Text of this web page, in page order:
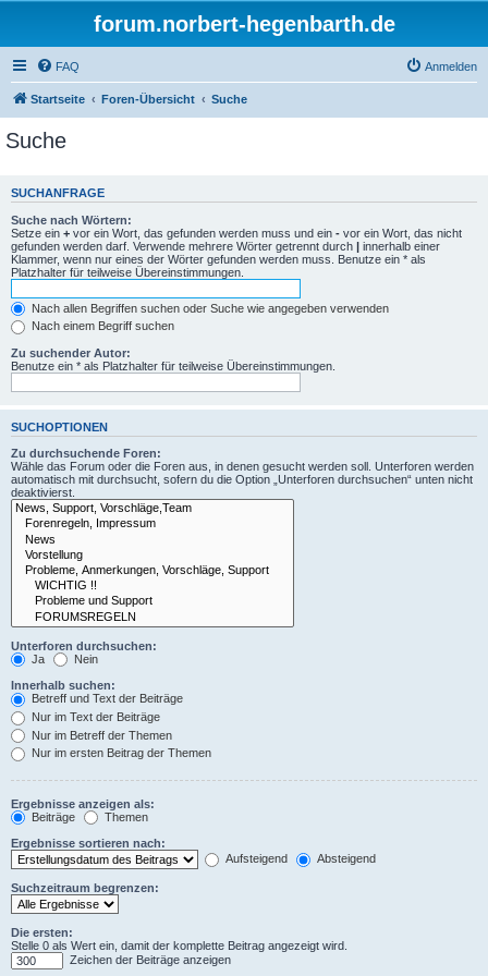
forum.norbert-hegenbarth.de
FAQ Anmelden
Startseite Foren-Übersicht Suche
Suche
SUCHANFRAGE
Suche nach Wörtern:
Setze ein + vor ein Wort, das gefunden werden muss und ein - vor ein Wort, das nicht
gefunden werden darf. Verwende mehrere Wörter getrennt durch | innerhalb einer
Klammer, wenn nur eines der Wörter gefunden werden muss. Benutze ein * als
Platzhalter für teilweise Übereinstimmungen.
Nach allen Begriffen suchen oder Suche wie angegeben verwenden
Nach einem Begriff suchen
Zu suchender Autor:
Benutze ein * als Platzhalter für teilweise Übereinstimmungen.
SUCHOPTIONEN
Zu durchsuchende Foren:
Wähle das Forum oder die Foren aus, in denen gesucht werden soll. Unterforen werden
automatisch mit durchsucht, sofern du die Option „Unterforen durchsuchen“ unten nicht
deaktivierst.
Unterforen durchsuchen:
Ja
Nein
Innerhalb suchen:
Betreff und Text der Beiträge
Nur im Text der Beiträge
Nur im Betreff der Themen
Nur im ersten Beitrag der Themen
Ergebnisse anzeigen als:
Beiträge
Themen
Ergebnisse sortieren nach:
Aufsteigend
Absteigend
Suchzeitraum begrenzen:
Die ersten:
Stelle 0 als Wert ein, damit der komplette Beitrag angezeigt wird.
Zeichen der Beiträge anzeigen